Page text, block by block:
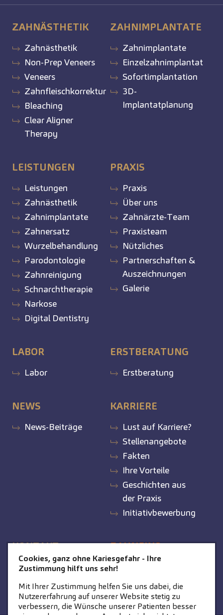
ZAHNÄSTHETIK
Zahnästhetik
Non-Prep Veneers
Veneers
Zahnfleischkorrektur
Bleaching
Clear Aligner
Therapy
ZAHNIMPLANTATE
Zahnimplantate
Einzelzahnimplantat
Sofortimplantation
3D-
Implantatplanung
LEISTUNGEN
Leistungen
Zahnästhetik
Zahnimplantate
Zahnersatz
Wurzelbehandlung
Parodontologie
Zahnreinigung
Schnarchtherapie
Narkose
Digital Dentistry
PRAXIS
Praxis
Über uns
Zahnärzte-Team
Praxisteam
Nützliches
Partnerschaften &
Auszeichnungen
Galerie
LABOR
Labor
ERSTBERATUNG
Erstberatung
NEWS
News-Beiträge
KARRIERE
Lust auf Karriere?
Stellenangebote
Fakten
Ihre Vorteile
Geschichten aus
der Praxis
Initiativbewerbung
KONTAKT
Kontakt
ZAHNEINS
Cookies, ganz ohne Kariesgefahr - Ihre
Zustimmung hilft uns sehr!
Mit Ihrer Zustimmung helfen Sie uns dabei, die
Nutzererfahrung auf unserer Website stetig zu
verbessern, die Wünsche unserer Patienten besser